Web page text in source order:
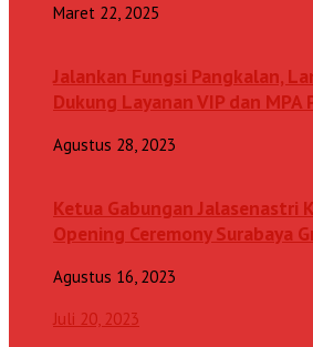
Maret 22, 2025
Jalankan Fungsi Pangkalan,
Dukung Layanan VIP dan MPA
Agustus 28, 2023
Ketua Gabungan Jalasenastri
Opening Ceremony Surabaya
Agustus 16, 2023
Juli 20, 2023